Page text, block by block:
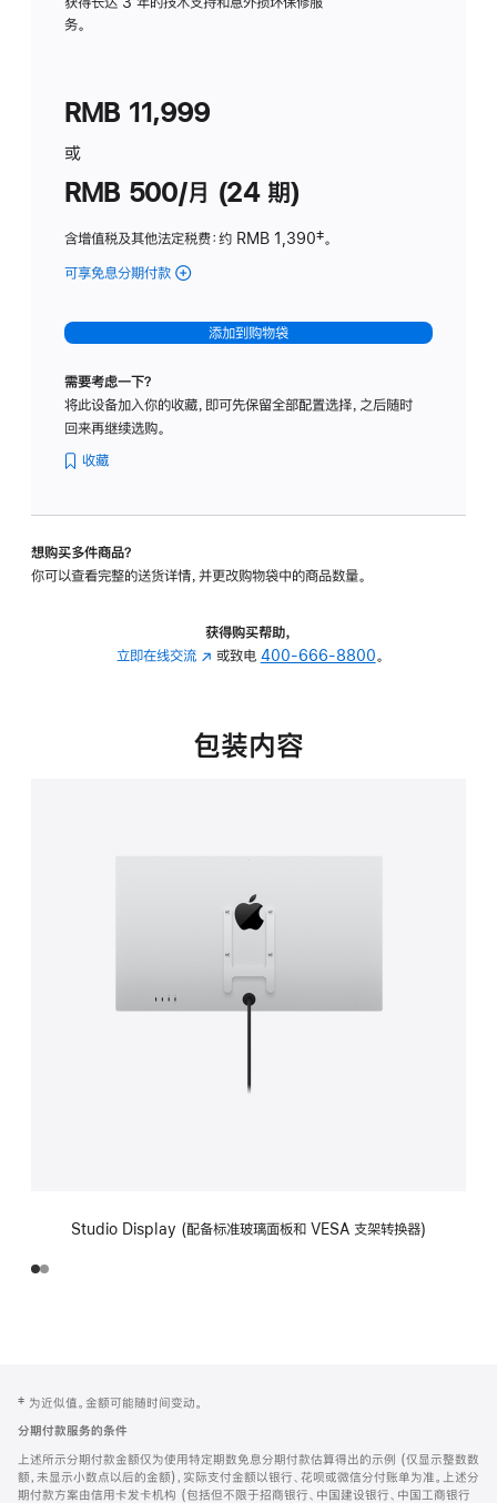
务。
RMB 11,999
或
RMB 500/月 (24 期)
含增值税及其他法定税费：约 RMB 1,390脚
‡。
可享免息分期付款 (Studio
-
标
璃
转
的
添加到购物袋
需要考虑一下？
将此设备加入你的收藏，即可先保留全部配置选择，之后随时
回来再继续选购。
收藏
想购买多件商品？
你可以查看完整的送货详情，并更改购物袋中的商品数量。
获得购买帮助，
立即在线交流 (在
中
或致电 400-666-8800。
包装内容
Studio Display (配备标准玻璃面板和 VESA 支架转换器)
页
页
脚
注
‡ 为近似值。金额可能随时间变动。
分期付款服务的条件
上述所示分期付款金额仅为使用特定期数免息分期付款估算得出的示例 (仅显示整数数
额，未显示小数点以后的金额)，实际支付金额以银行、花呗或微信分付账单为准。上述分
期付款方案由信用卡发卡机构 (包括但不限于招商银行、中国建设银行、中国工商银行